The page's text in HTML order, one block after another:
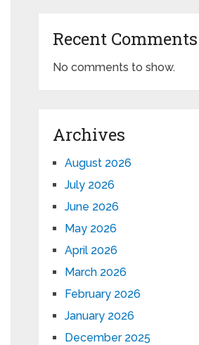
Recent Comments
No comments to show.
Archives
August 2026
July 2026
June 2026
May 2026
April 2026
March 2026
February 2026
January 2026
December 2025